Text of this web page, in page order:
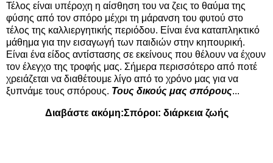
Τέλος είναι υπέροχη η αίσθηση του να ζεις το θαύμα της
φύσης από τον σπόρο μέχρι τη μάρανση του φυτού στο
τέλος της καλλιεργητικής περιόδου. Είναι ένα καταπληκτικό
μάθημα για την εισαγωγή των παιδιών στην κηπουρική.
Είναι ένα είδος αντίστασης σε εκείνους που θέλουν να έχουν
τον έλεγχο της τροφής μας. Σήμερα περισσότερο από ποτέ
χρειάζεται να διαθέτουμε λίγο από το χρόνο μας για να
ξυπνάμε τους σπόρους. Τους δικούς μας σπόρους...
Διαβάστε ακόμη:Σπόροι: διάρκεια ζωής